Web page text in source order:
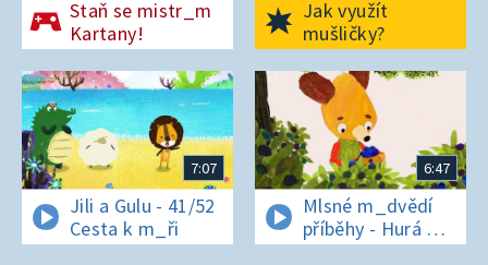
Staň se mistr_m
Kartany!
Jak využít
mušličky?
7:07
Jili a Gulu - 41/52
Cesta k m_ři
6:47
Mlsné m_dvědí
příběhy - Hurá na
bor_vky